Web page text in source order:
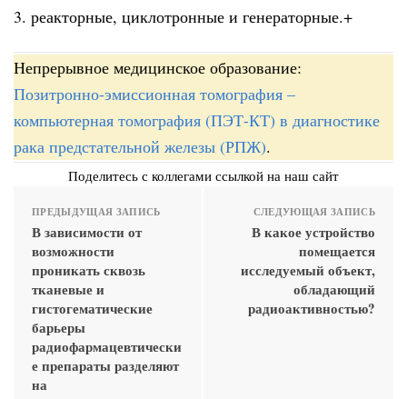
3. реакторные, циклотронные и генераторные.+
Непрерывное медицинское образование:
Позитронно-эмиссионная томография –
компьютерная томография (ПЭТ-КТ) в диагностике
рака предстательной железы (РПЖ).
Поделитесь с коллегами ссылкой на наш сайт
ПРЕДЫДУЩАЯ ЗАПИСЬ
В зависимости от
возможности
проникать сквозь
тканевые и
гистогематические
барьеры
радиофармацевтически
е препараты разделяют
на
СЛЕДУЮЩАЯ ЗАПИСЬ
В какое устройство
помещается
исследуемый объект,
обладающий
радиоактивностью?